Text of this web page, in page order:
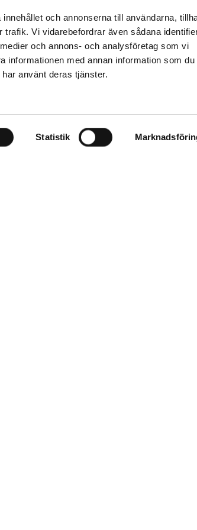
och annonserna till användarna,
Vi vidarebefordrar även sådana
och annons- och analysföretag som vi
informationen med annan information som du
använt deras tjänster.
Statistik